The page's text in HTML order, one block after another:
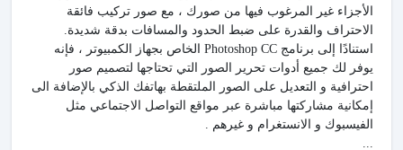
الأجزاء غير المرغوب فيها من صورك ، مع صور تركيب فائقة
الاحتراف والقدرة على ضبط الحدود والمسافات بدقة شديدة.
استنادًا إلى برنامج Photoshop CC الخاص بجهاز الكمبيوتر ، فإنه
يوفر لك جميع أدوات تحرير الصور التي تحتاجها لتصميم صور
احترافية و التعديل على الصور الملتقطة بهاتفك الذكي بالإضافة الى
إمكانية مشاركتها مباشرة عبر مواقع التواصل الاجتماعي مثل
الفيسبوك و الانستغرام و غيرهم .